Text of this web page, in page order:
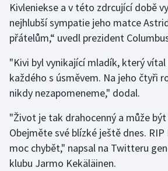
Moderní pětiboj
Motorsport
Olympijské hry
Parasport
Plavání
Plážový volejbal
Kivleniekse a v této zdrcující době
nejhlubší sympatie jeho matce
přátelům,“ uvedl prezident
"Kivi byl vynikající mladík, který vítal
každého s úsměvem. Na jeho čtyři
nikdy nezapomeneme," dodal.
"Život je tak drahocenný a může
Obejměte své blízké ještě dnes.
moc chybět," napsal na Twitteru
klubu Jarmo Kekäläinen.